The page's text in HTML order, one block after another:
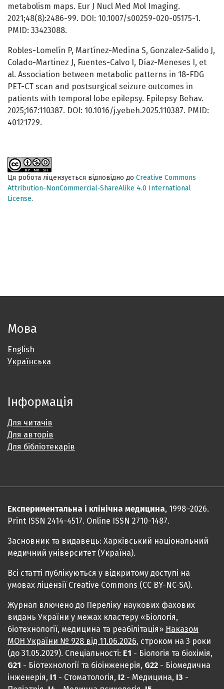
metabolism maps. Eur J Nucl Med Mol Imaging.
2021;48(8):2486-99. DOI: 10.1007/s00259-020-05175-1.
PMID: 33423088.
Robles-Lomelín P, Martínez-Medina S, Gonzalez-Salido J,
Colado-Martinez J, Fuentes-Calvo I, Díaz-Meneses I, et
al. Association between metabolic patterns in 18-FDG
PET-CT scan and postsurgical seizure outcomes in
patients with temporal lobe epilepsy. Epilepsy Behav.
2025;167:110387. DOI: 10.1016/j.yebeh.2025.110387. PMID:
40121729.
Ця робота ліцензується відповідно до Creative Commons
Attribution-NonCommercial-ShareAlike 4.0 International
License.
Мова
English
Українська
Інформація
Для читачів
Для авторів
Для бібліотекарів
Експериментальна і клінічна медицина, 1998–2026.
Print ISSN 2414-4517. Online ISSN 2710-1487.
Засновник та видавець: Харківський національний
медичний університет (Україна).
Всі статті публікуються у відкритому доступі на
умовах ліцензії Creative Commons (CC BY-NC-SA).
Журнал влючено до Переліку наукових фахових
видань України у межах кластеру «Біологія,
біотехнології, медицина та реабілітація» Наказом
МОН України № 928 від 11.06.2026, строком на 3 роки
(до 31.05.2029). Спеціальності: Е1 - Біологія та біохімія,
G21 - Біотехнології та біоінженерія, G22 - Біомедична
інженерія, I1 - Стоматологія, I2 - Медицина, IЗ -